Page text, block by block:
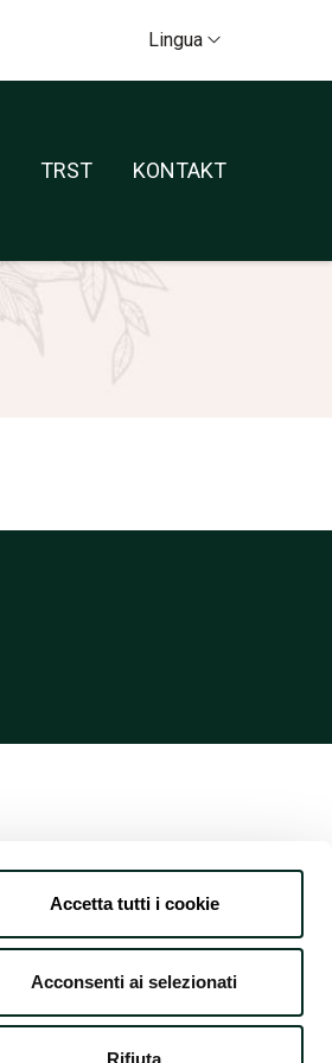
Accetta tutti i cookie
Acconsenti ai selezionati
Rifiuta
Lingua
TRST KONTAKT